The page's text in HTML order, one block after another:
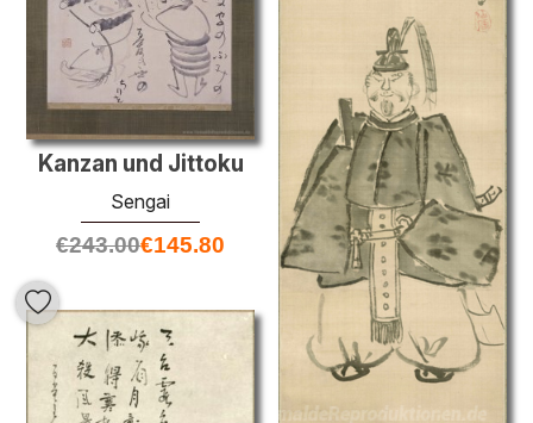
Kanzan und Jittoku
Sengai
€243.00€145.80